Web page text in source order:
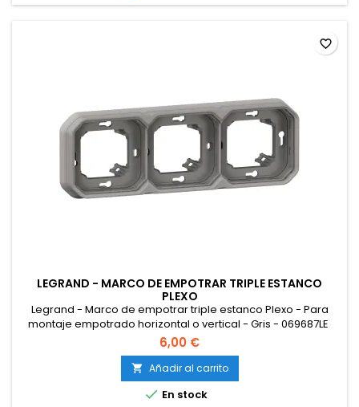
LEGRAND - MARCO DE EMPOTRAR TRIPLE ESTANCO
PLEXO
Legrand - Marco de empotrar triple estanco Plexo - Para
montaje empotrado horizontal o vertical - Gris - 069687LE
6,00 €
 Añadir al carrito
 En stock
favorite_border